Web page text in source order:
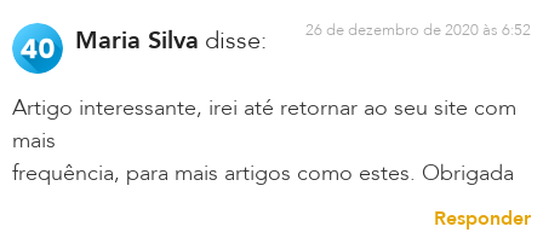
Maria Silva disse: 26 de dezembro de 2020 às 6:52
Artigo interessante, irei até retornar ao seu site com
mais
frequência, para mais artigos como estes. Obrigada
Responder